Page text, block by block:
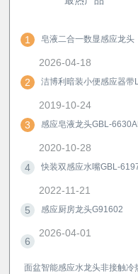
1 皂液二合一数显感应龙头
2026-04-18
2
洁博利暗装小便感应器
2019-10-24
3
感应皂液龙头GBL-
2020-10-28
4
快装双感应水嘴GBL-
2022-11-21
5
感应厨房龙头G91602
2026-04-01
6
面盆智能感应水龙头非接触